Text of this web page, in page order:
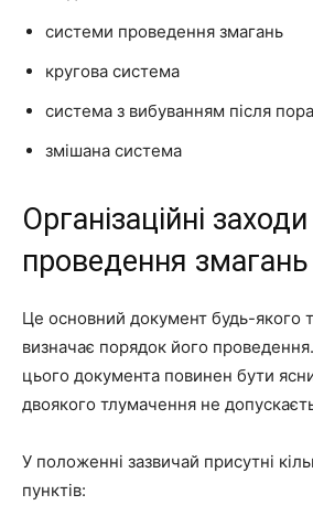
системи проведення змагань
кругова система
система з вибуванням після
змішана система
Організаційні
проведення змагань
Це основний документ будь-якого
визначає порядок його
цього документа повинен бути
двоякого тлумачення не
У положенні зазвичай присутні
пунктів: